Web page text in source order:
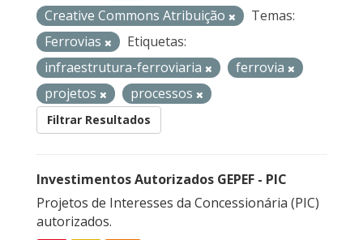
Creative Commons Atribuição
Temas:
Ferrovias
Etiquetas:
infraestrutura-ferroviaria
ferrovia
projetos
processos
Filtrar Resultados
Investimentos Autorizados GEPEF - PIC
Projetos de Interesses da Concessionária (PIC)
autorizados.